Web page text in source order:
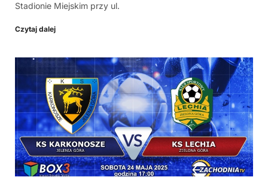
Stadionie Miejskim przy ul.
Czytaj dalej